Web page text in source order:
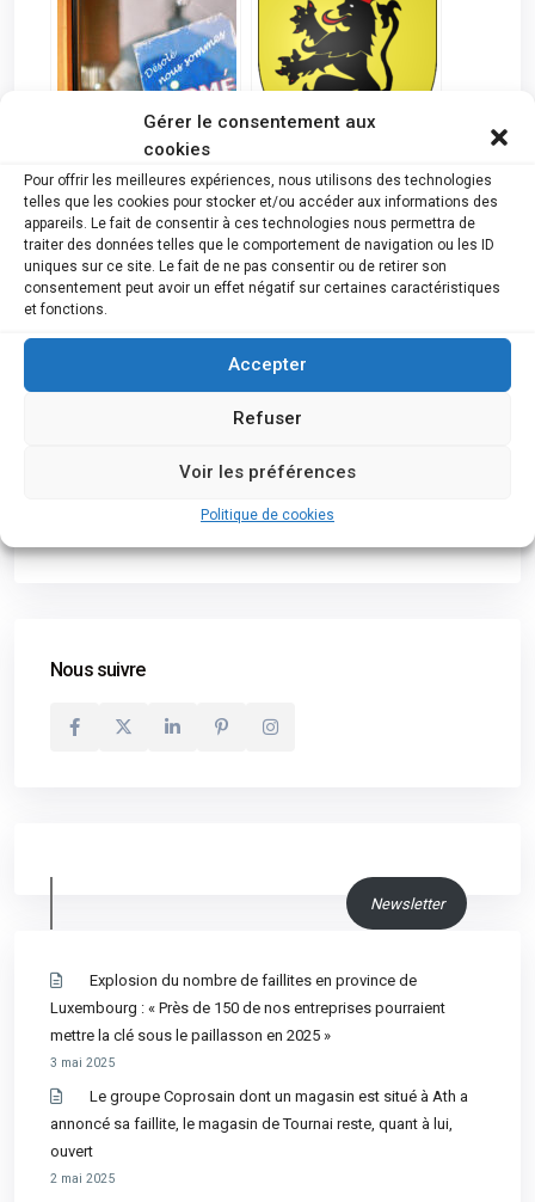
Gérer le consentement aux
cookies
Pour offrir les meilleures expériences, nous utilisons des technologies
telles que les cookies pour stocker et/ou accéder aux informations des
appareils. Le fait de consentir à ces technologies nous permettra de
traiter des données telles que le comportement de navigation ou les ID
uniques sur ce site. Le fait de ne pas consentir ou de retirer son
consentement peut avoir un effet négatif sur certaines caractéristiques
et fonctions.
Accepter
Refuser
Voir les préférences
Politique de cookies
Mithra SA est mise en
faillite 19 personnes
licenciées
Namur : Faillites du 5
Avril 2023
Nous suivre
Newsletter
Explosion du nombre de faillites en province de
Luxembourg : « Près de 150 de nos entreprises pourraient
mettre la clé sous le paillasson en 2025 »
3 mai 2025
Le groupe Coprosain dont un magasin est situé à Ath a
annoncé sa faillite, le magasin de Tournai reste, quant à lui,
ouvert
2 mai 2025